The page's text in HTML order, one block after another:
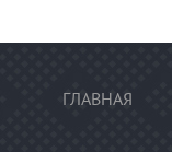
ГЛАВНАЯ